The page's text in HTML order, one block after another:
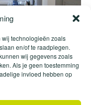
technologieën zoals
en/of te raadplegen.
wij gegevens zoals
Als je geen toestemming
invloed hebben op